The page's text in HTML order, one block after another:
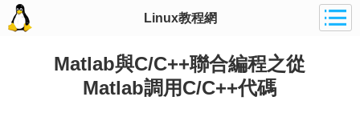
Linux教程網
Matlab與C/C++聯合編程之從
Matlab調用C/C++代碼